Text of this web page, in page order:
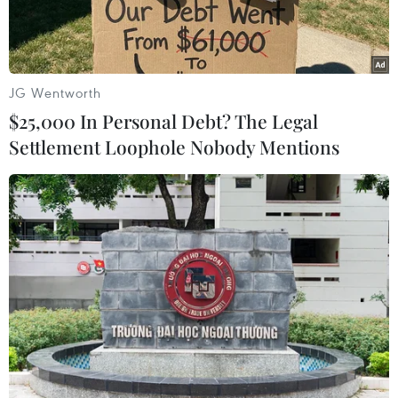
Vắng Tuấn Anh, huấn luyện viên Hữu Thắng đã có phương án
thay thế. (Ảnh: Minh Chiến/Vietnam+)
Huấn luyện viên Nguyễn Hữu Thắng khẳng
định đội tuyển Việt Nam đã tìm được người
JG Wentworth
$25,000 In Personal Debt? The Legal
Settlement Loophole Nobody Mentions